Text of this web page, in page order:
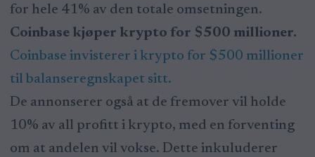
for hele 41% av den totale omsetningen.
Coinbase kjøper krypto for $500 millioner.
Coinbase invisterer i krypto for $500 millioner
til balanseregnskapet sitt.
De annonserer også at de fremover vil holde
10% av all profitt i krypto, med en forventing
om at andelen vil vokse. Dette inkuluderer